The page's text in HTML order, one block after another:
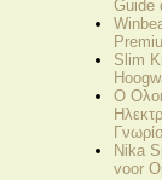
Guide
Slim
Ο
Nika
voor